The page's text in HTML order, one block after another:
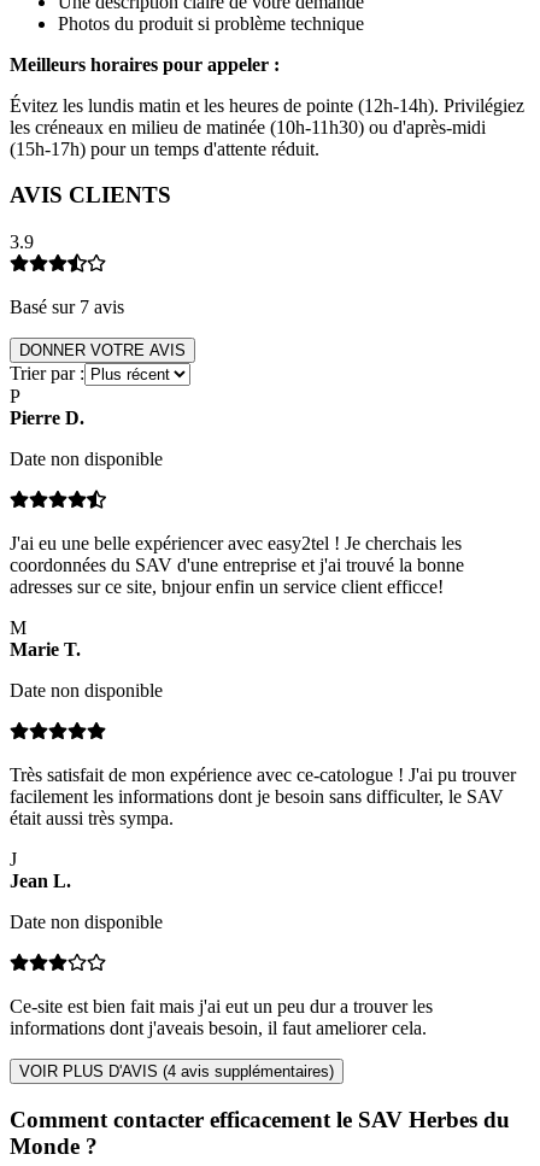
Photos du produit si problème technique
Meilleurs horaires pour appeler :
Évitez les lundis matin et les heures de pointe (12h-14h). Privilégiez
les créneaux en milieu de matinée (10h-11h30) ou d'après-midi
(15h-17h) pour un temps d'attente réduit.
AVIS CLIENTS
3.9
Basé sur 7 avis
DONNER VOTRE AVIS
Trier par :
P
Pierre D.
Date non disponible
J'ai eu une belle expériencer avec easy2tel ! Je cherchais les
coordonnées du SAV d'une entreprise et j'ai trouvé la bonne
adresses sur ce site, bnjour enfin un service client efficce!
M
Marie T.
Date non disponible
Très satisfait de mon expérience avec ce-catologue ! J'ai pu trouver
facilement les informations dont je besoin sans difficulter, le SAV
était aussi très sympa.
J
Jean L.
Date non disponible
Ce-site est bien fait mais j'ai eut un peu dur a trouver les
informations dont j'aveais besoin, il faut ameliorer cela.
VOIR PLUS D'AVIS (4 avis supplémentaires)
Comment contacter efficacement le SAV Herbes du
Monde ?